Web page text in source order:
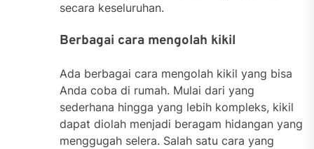
secara keseluruhan.
Berbagai cara mengolah kikil
Ada berbagai cara mengolah kikil yang bisa
Anda coba di rumah. Mulai dari yang
sederhana hingga yang lebih kompleks, kikil
dapat diolah menjadi beragam hidangan yang
menggugah selera. Salah satu cara yang